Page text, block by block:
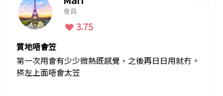
會員
3.75
質地唔會笠
第一次用會有少少微熱既感覺，之後再日日用就冇。
搽左上面唔會太笠